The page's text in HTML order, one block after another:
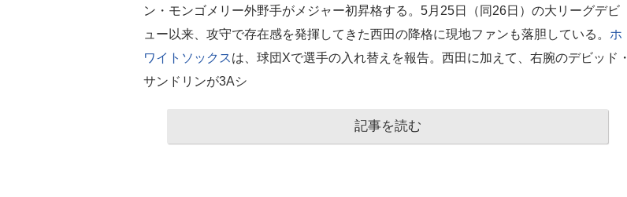
ン・モンゴメリー外野手がメジャー初昇格する。5月25日（同26日）の大リーグデビ
ュー以来、攻守で存在感を発揮してきた西田の降格に現地ファンも落胆している。 ホ
ワイトソックスは、球団Xで選手の入れ替えを報告。西田に加えて、右腕のデビッド・
サンドリンが3Aシ
記事を読む